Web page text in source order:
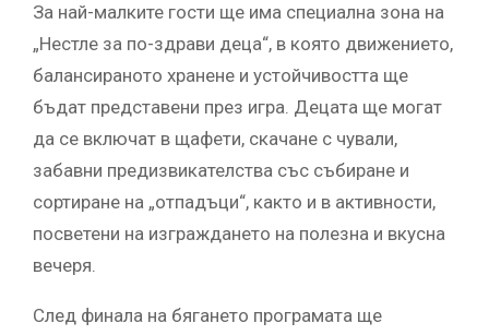
За най-малките гости ще има специална зона на
„Нестле за по-здрави деца“, в която движението,
балансираното хранене и устойчивостта ще
бъдат представени през игра. Децата ще могат
да се включат в щафети, скачане с чували,
забавни предизвикателства със събиране и
сортиране на „отпадъци“, както и в активности,
посветени на изграждането на полезна и вкусна
вечеря.
След финала на бягането програмата ще